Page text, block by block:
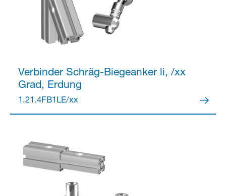
VerbinderSchräg-Biegeanker li, /xx
Grad, Erdung
1.21.4FB1LE/xx